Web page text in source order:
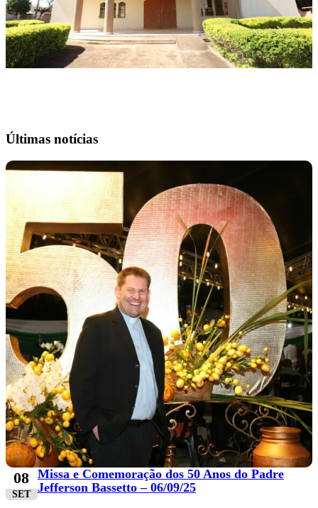
Últimas notícias
08
SET
Missa e Comemoração dos 50 Anos do Padre
Jefferson Bassetto – 06/09/25